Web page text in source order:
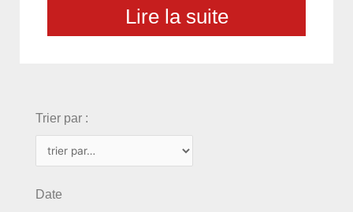
Lire la suite
Trier par :
Date